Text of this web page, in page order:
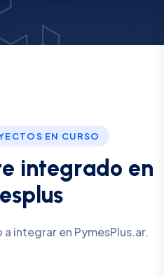
EN CURSO
e integrado en
esp us
integrar en PymesPlus.ar.